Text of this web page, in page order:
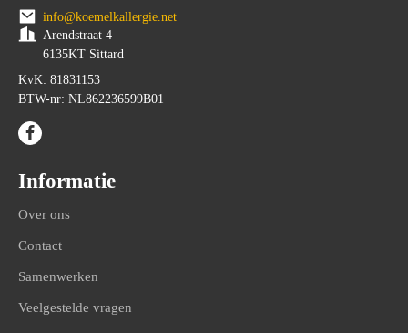
info@koemelkallergie.net
Arendstraat 4
6135KT Sittard
KvK: 81831153
BTW-nr: NL862236599B01
Informatie
Over ons
Contact
Samenwerken
Veelgestelde vragen